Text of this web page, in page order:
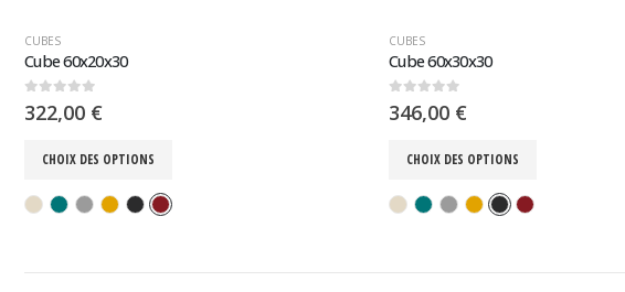
CUBES
Cube 60x20x30
0sur 5
322,00 €
CHOIX DES OPTIONS
CUBES
Cube 60x30x30
0sur 5
346,00 €
CHOIX DES OPTIONS